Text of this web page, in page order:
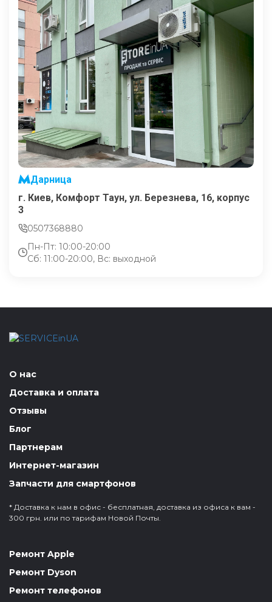
Дарница
г. Киев, Комфорт Таун, ул. Березнева, 16, корпус
3
0507368880
Пн-Пт: 10:00-20:00
Сб: 11:00-20:00, Вс: выходной
О нас
Доставка и оплата
Отзывы
Блог
Партнерам
Интернет-магазин
Запчасти для смартфонов
* Доставка к нам в офис - бесплатная, доставка из офиса к вам -
300 грн. или по тарифам Новой Почты.
Ремонт Apple
Ремонт Dyson
Ремонт телефонов